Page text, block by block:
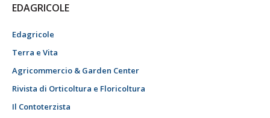
EDAGRICOLE
Edagricole
Terra e Vita
Agricommercio & Garden Center
Rivista di Orticoltura e Floricoltura
Il Contoterzista